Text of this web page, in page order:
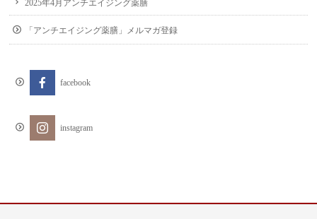
2025年4月アンチエイジング薬膳
「アンチエイジング薬膳」メルマガ登録
facebook
instagram